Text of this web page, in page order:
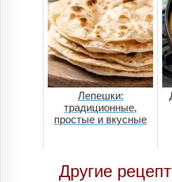
Лепешки:
традиционные,
простые и вкусные
Другие